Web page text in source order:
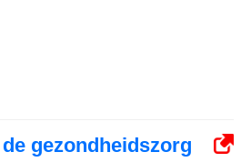
gezondheidszorg